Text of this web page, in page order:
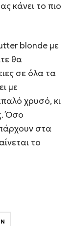
κάνει το πιο
blonde με
θα
σε όλα τα
με
χρυσό, κι
Όσο
στα
το